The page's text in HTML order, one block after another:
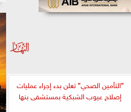
”التأمين الصحي” تعلن بدء إجراء عمليات
إصلاح عيوب الشبكية بمستشفى بنها